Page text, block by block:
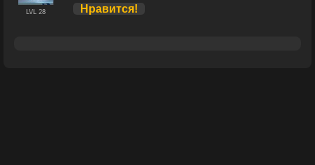
LVL 28 Нравится!